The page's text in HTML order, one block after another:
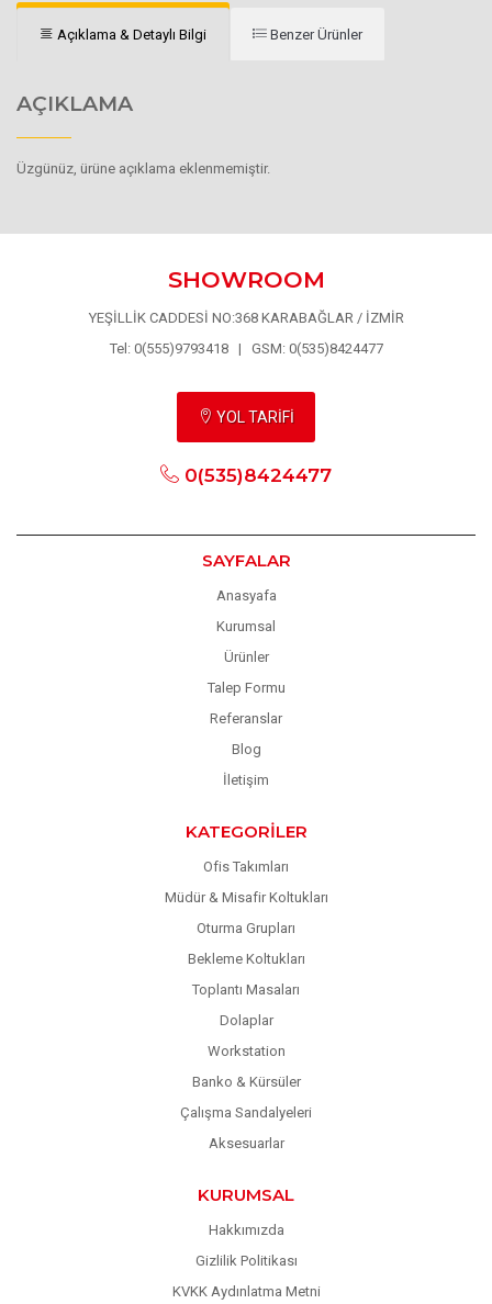
Açıklama & Detaylı Bilgi Benzer Ürünler
AÇIKLAMA
Üzgünüz, ürüne açıklama eklenmemiştir.
SHOWROOM
YEŞİLLİK CADDESİ NO:368 KARABAĞLAR / İZMİR
Tel: 0(555)9793418 | GSM: 0(535)8424477
YOL TARİFİ
0(535)8424477
SAYFALAR
Anasyafa
Kurumsal
Ürünler
Talep Formu
Referanslar
Blog
İletişim
KATEGORILER
Ofis Takımları
Müdür & Misafir Koltukları
Oturma Grupları
Bekleme Koltukları
Toplantı Masaları
Dolaplar
Workstation
Banko & Kürsüler
Çalışma Sandalyeleri
Aksesuarlar
KURUMSAL
Hakkımızda
Gizlilik Politikası
KVKK Aydınlatma Metni